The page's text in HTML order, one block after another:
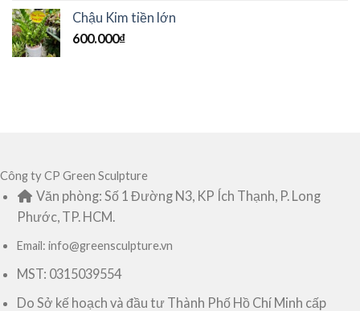
Chậu Kim tiền lớn
600.000₫
Công ty CP Green Sculpture
Văn phòng: Số 1 Đường N3, KP Ích Thạnh, P. Long
Phước, TP. HCM.
Email: info@greensculpture.vn
MST: 0315039554
Do Sở kế hoạch và đầu tư Thành Phố Hồ Chí Minh cấp